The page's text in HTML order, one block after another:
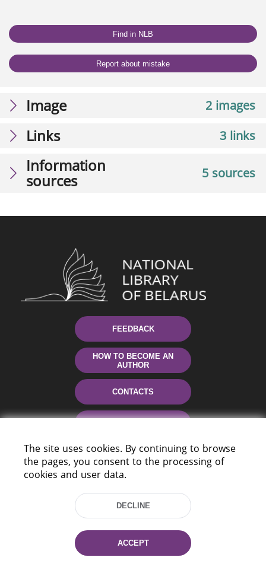
Find in NLB
Report about mistake
2 images
Image
3 links
Links
5 sources
Information
sources
FEEDBACK
HOW TO BECOME AN
AUTHOR
CONTACTS
220114, Niezaležnasci Ave. 116, Minsk,
The site uses cookies. By continuing to browse
the pages, you consent to the processing of
cookies and user data.
DECLINE
ACCEPT